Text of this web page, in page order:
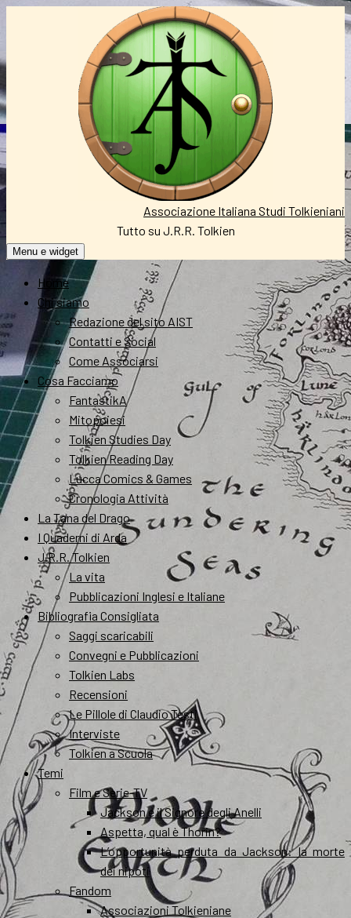
Associazione Italiana Studi Tolkieniani
Tutto su J.R.R. Tolkien
Menu e widget
Home
Chi siamo
Redazione del sito AIST
Contatti e Social
Come Associarsi
Cosa Facciamo
FantastikA
Mitopoiesi
Tolkien Studies Day
Tolkien Reading Day
Lucca Comics & Games
Cronologia Attività
La Tana del Drago
I Quaderni di Arda
J.R.R. Tolkien
La vita
Pubblicazioni Inglesi e Italiane
Bibliografia Consigliata
Saggi scaricabili
Convegni e Pubblicazioni
Tolkien Labs
Recensioni
Le Pillole di Claudio Testi
Interviste
Tolkien a Scuola
Temi
Film e Serie-TV
Jackson e il Signore degli Anelli
Aspetta, qual è Thorin?
L’opportunità perduta da Jackson: la morte
dei nipoti
Fandom
Associazioni Tolkieniane